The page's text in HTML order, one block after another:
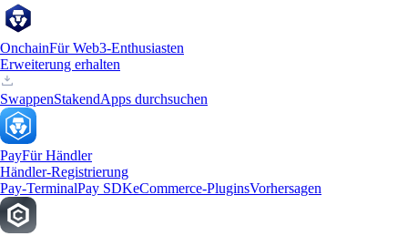
OnchainFür Web3-Enthusiasten
Erweiterung erhalten
SwappenStakendApps durchsuchen
PayFür Händler
Händler-Registrierung
Pay-TerminalPay SDKeCommerce-PluginsVorhersagen